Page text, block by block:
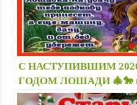
С НАСТУПИВШИМ
ГОДОМ ЛОШАДИ 🎄🐎
стихи, картинки с